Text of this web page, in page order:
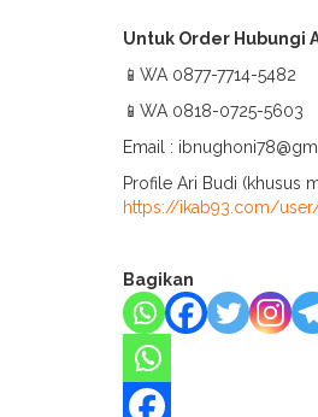
Untuk Order Hubungi
📱WA 0877-7714-5482
📱WA 0818-0725-5603
Email :
Profile Ari Budi (khusus
https://ikab93.com/
Bagikan